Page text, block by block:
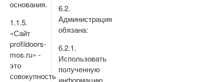
основания.
1.1.5.
«Сайт
profildoors-
mos.ru» -
это
совокупность
6.2.
Администрация
обязана:
6.2.1.
Использовать
полученную
информацию